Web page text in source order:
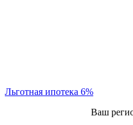
Льготная ипотека 6%
Ваш